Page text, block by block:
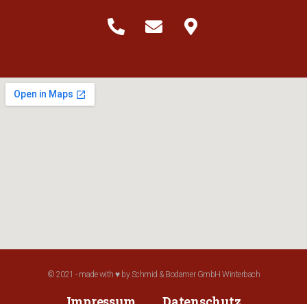
© 2021 - made with ♥ by Schmid & Bodamer GmbH Winterbach